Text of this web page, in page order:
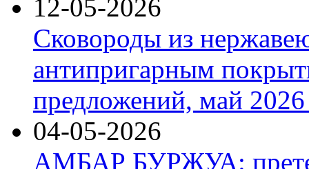
12-05-2026
Сковороды из
антипригарным
предложений, май 2026
04-05-2026
АМБАР БУРЖУА: